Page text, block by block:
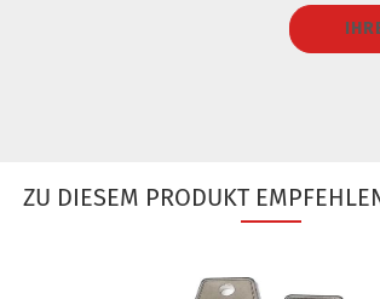
ZU DIESEM PRODUKT